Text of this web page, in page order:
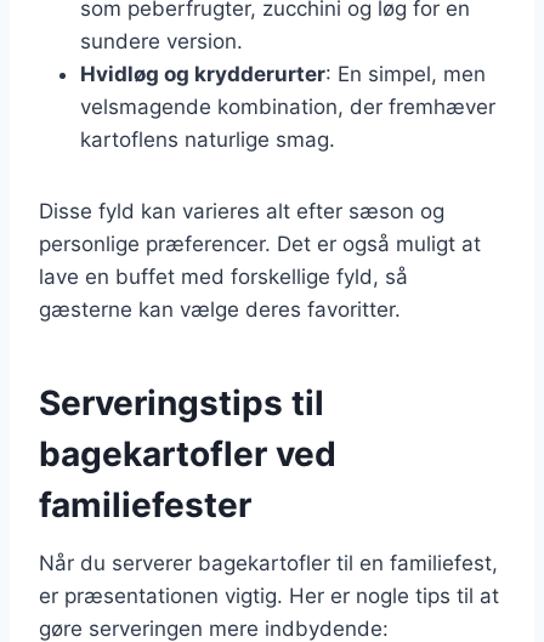
som peberfrugter, zucchini og løg for en
sundere version.
Hvidløg og krydderurter: En simpel, men
velsmagende kombination, der fremhæver
kartoflens naturlige smag.
Disse fyld kan varieres alt efter sæson og
personlige præferencer. Det er også muligt at
lave en buffet med forskellige fyld, så
gæsterne kan vælge deres favoritter.
Serveringstips til
bagekartofler ved
familiefester
Når du serverer bagekartofler til en familiefest,
er præsentationen vigtig. Her er nogle tips til at
gøre serveringen mere indbydende: